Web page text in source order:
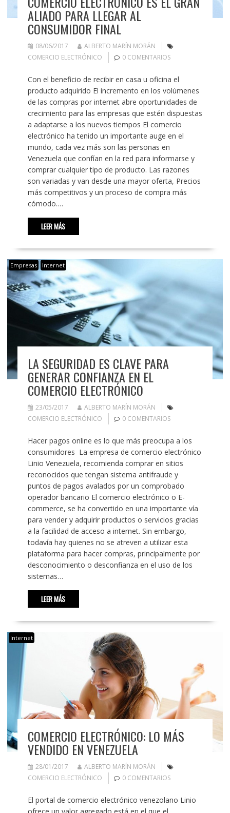
ALIADO PARA LLEGAR AL
CONSUMIDOR FINAL
08/06/2017
ALBERTO MARÍN MORÁN
COMERCIO ELECTRÓNICO
0 COMENTARIOS
Con el beneficio de recibir en casa u oficina el
producto adquirido El incremento en los volúmenes
de las compras por internet abre oportunidades de
crecimiento para las empresas que estén dispuestas
a adaptarse a los nuevos tiempos El comercio
electrónico ha tenido un importante auge en el
mundo, cada vez más son las personas en
Venezuela que confían en la red para informarse y
comprar cualquier tipo de producto. Las razones
son variadas y van desde una mayor oferta, Precios
más competitivos y un proceso de compra más
cómodo.…
LEER MÁS
Empresas Internet
LA SEGURIDAD ES CLAVE PARA
GENERAR CONFIANZA EN EL
COMERCIO ELECTRÓNICO
23/05/2017
ALBERTO MARÍN MORÁN
COMERCIO ELECTRÓNICO
0 COMENTARIOS
Hacer pagos online es lo que más preocupa a los
consumidores La empresa de comercio electrónico
Linio Venezuela, recomienda comprar en sitios
reconocidos que tengan sistema antifraude y
puntos de pagos avalados por un comprobado
operador bancario El comercio electrónico o E-
commerce, se ha convertido en una importante vía
para vender y adquirir productos o servicios gracias
a la facilidad de acceso a internet. Sin embargo,
todavía hay quienes no se atreven a utilizar esta
plataforma para hacer compras, principalmente por
desconocimiento o desconfianza en el uso de los
sistemas…
LEER MÁS
Internet
COMERCIO ELECTRÓNICO: LO MÁS
VENDIDO EN VENEZUELA
28/01/2017
ALBERTO MARÍN MORÁN
COMERCIO ELECTRÓNICO
0 COMENTARIOS
El portal de comercio electrónico venezolano Linio